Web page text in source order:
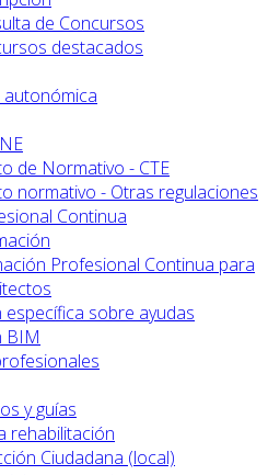
de Concursos
destacados
de Normativo - CTE
normativo - Otras regulaciones
Continua
Profesional Continua para
específica sobre ayudas
BIM
y guías
rehabilitación
Ciudadana (local)